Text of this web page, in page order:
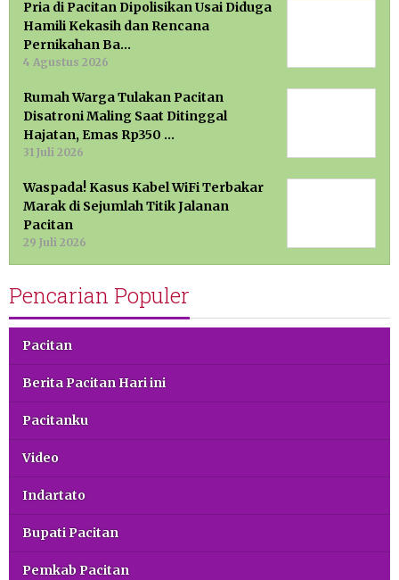
Pria di Pacitan Dipolisikan Usai Diduga
Hamili Kekasih dan Rencana
Pernikahan Ba…
4 Agustus 2026
Rumah Warga Tulakan Pacitan
Disatroni Maling Saat Ditinggal
Hajatan, Emas Rp350 …
31 Juli 2026
Waspada! Kasus Kabel WiFi Terbakar
Marak di Sejumlah Titik Jalanan
Pacitan
29 Juli 2026
Pencarian Populer
Pacitan
Berita Pacitan Hari ini
Pacitanku
Video
Indartato
Bupati Pacitan
Pemkab Pacitan